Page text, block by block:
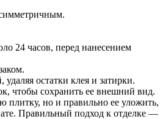
24 часов, перед нанесением
остатки клея и затирки.
чтобы сохранить ее внешний вид.
плитку, но и правильно ее уложить,
Правильный подход к отделке —